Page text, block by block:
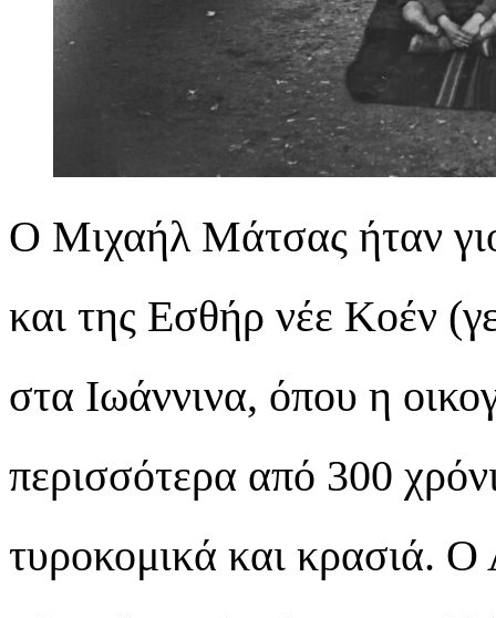
Ο Μιχαήλ Μάτσας ήταν
και της Εσθήρ νέε Κοέν
στα Ιωάννινα, όπου η
περισσότερα από 300
τυροκομικά και κρασιά.